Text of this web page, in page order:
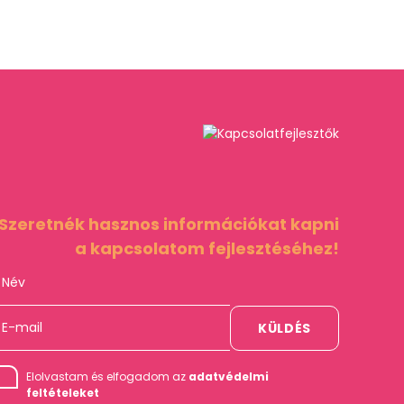
Szeretnék hasznos információkat kapni
a kapcsolatom fejlesztéséhez!
Elolvastam és elfogadom az adatvédelmi
feltételeket